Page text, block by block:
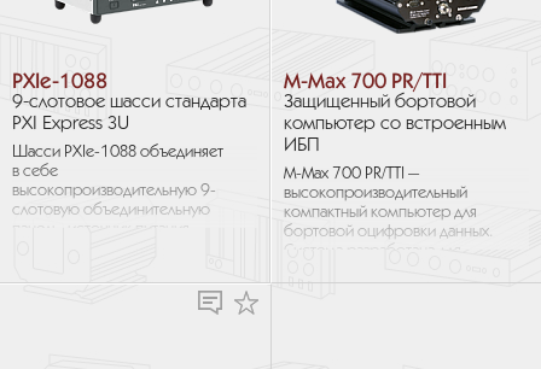
PXIe-1088
9-слотовое шасси стандарта
PXI Express 3U
Шасси PXIe-1088 объединяет
в себе
высокопроизводительную 9-
слотовую объединительную
использования в широком
M-Max 700 PR/TTI
Защищенный бортовой
компьютер со встроенным
ИБП
M-Max 700 PR/TTI —
высокопроизводительный
компактный компьютер для
бортовой оцифровки данных.
Система разработана для